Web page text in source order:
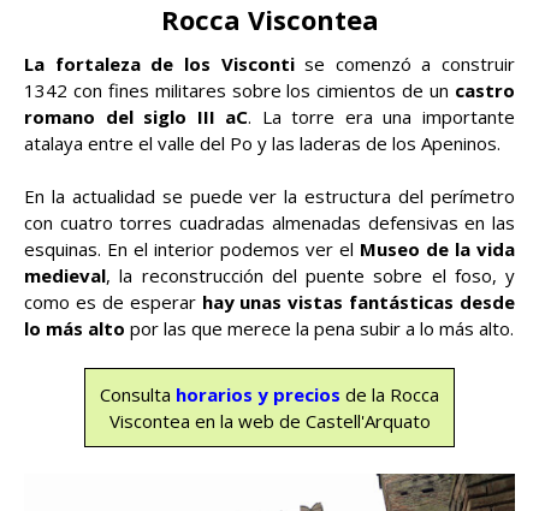
Rocca Viscontea
La fortaleza de los Viscontise comenzó a construir
1342 con fines militares sobre los cimientos de un castro
romano del siglo III aC. La torre era una importante
atalaya entre el valle del Po y las laderas de los Apeninos.
En la actualidad se puede ver la estructura del perímetro
con cuatro torres cuadradas almenadas defensivas en las
esquinas. En el interior podemos ver el Museo de la vida
medieval, la reconstrucción del puente sobre el foso, y
como es de esperar hay unas vistas fantásticas desde
lo más alto por las que merece la pena subir a lo más alto.
Consulta horarios y precios de la Rocca
Viscontea en la web de Castell'Arquato